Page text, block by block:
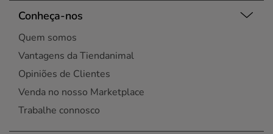
Conheça-nos
Quem somos
Vantagens da Tiendanimal
Opiniões de Clientes
Venda no nosso Marketplace
Trabalhe connosco